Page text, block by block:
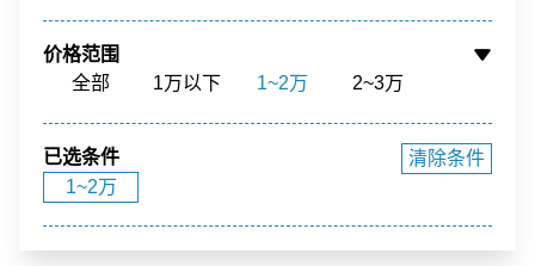
树葬
壁葬 花坛葬
骨灰墙
骨灰寄存
价格范围
全部
1万以下 1~2万
2~3万
3~4万
4~5万 5~10万
10~15万
15~20万
已选条件
1~2万
清除条件